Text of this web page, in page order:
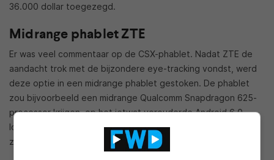
36.000 dollar toegezegd.
Midrange phablet ZTE
Er was veel commentaar op de CSX-phablet. Nadat ZTE de
aandacht trok met de bijzondere eye-tracking vondst, werd
deze optie in een midrange phablet gestoken. De phablet
zou bijvoorbeeld een midrange Qualcomm Snapdragon 625-
processor krijgen, op het ietwat verouderde Android 6.0
lopen en een scherm krijgen dat een nogal gewone resolutie
zou hebben van 1920 x 1080 pixels.